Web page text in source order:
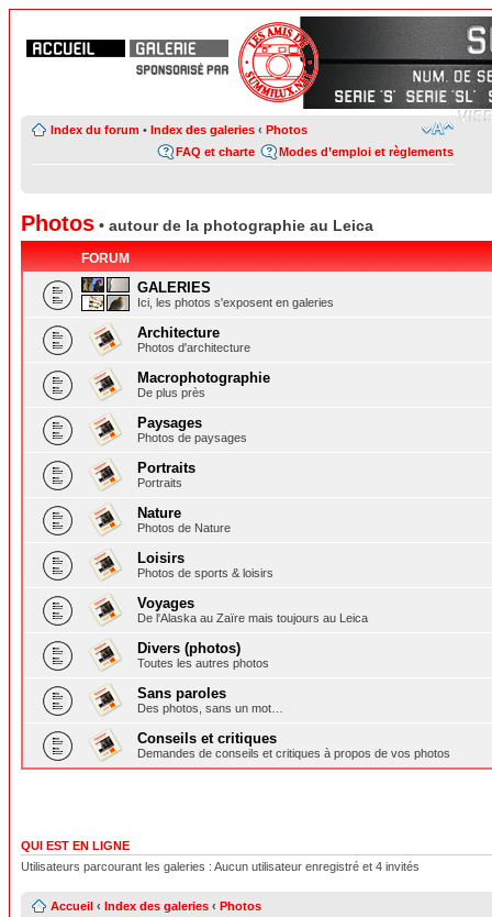
Index du forum • Index des galeries ‹ Photos
Modes d’emploi et règlements
FAQ et charte
Photos • autour de la photographie au Leica
FORUM
GALERIES
Ici, les photos s'exposent en galeries
Architecture
Photos d'architecture
Macrophotographie
De plus près
Paysages
Photos de paysages
Portraits
Portraits
Nature
Photos de Nature
Loisirs
Photos de sports & loisirs
Voyages
De l'Alaska au Zaïre mais toujours au Leica
Divers (photos)
Toutes les autres photos
Sans paroles
Des photos, sans un mot…
Conseils et critiques
Demandes de conseils et critiques à propos de vos photos
QUI EST EN LIGNE
Utilisateurs parcourant les galeries : Aucun utilisateur enregistré et 4 invités
Accueil ‹ Index des galeries ‹ Photos